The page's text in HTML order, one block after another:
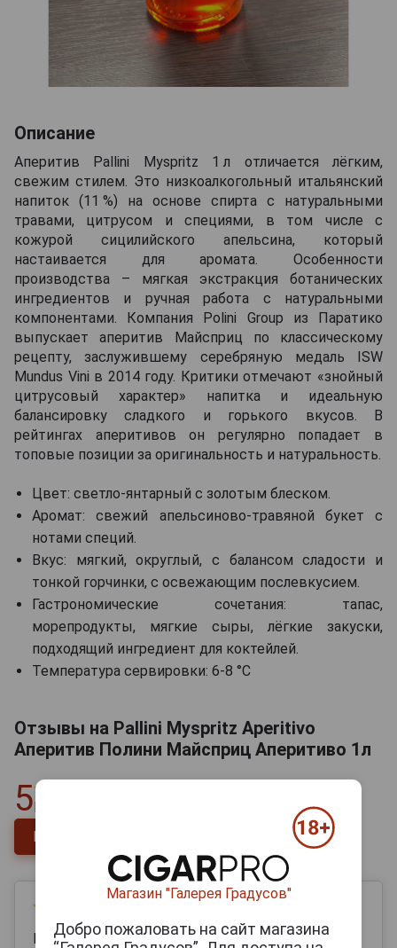
Описание
Аперитив Pallini Myspritz 1 л отличается лёгким,
свежим стилем. Это низкоалкогольный итальянский
напиток (11 %) на основе спирта с натуральными
травами, цитрусом и специями, в том числе с
кожурой сицилийского апельсина, который
настаивается для аромата. Особенности
производства – мягкая экстракция ботанических
ингредиентов и ручная работа с натуральными
компонентами. Компания Polini Group из Паратико
выпускает аперитив Майсприц по классическому
рецепту, заслужившему серебряную медаль ISW
Mundus Vini в 2014 году. Критики отмечают «знойный
цитрусовый характер» напитка и идеальную
балансировку сладкого и горького вкусов. В
рейтингах аперитивов он регулярно попадает в
топовые позиции за оригинальность и натуральность.
Цвет: светло-янтарный с золотым блеском.
Аромат: свежий апельсиново-травяной букет с
нотами специй.
Вкус: мягкий, округлый, с балансом сладости и
тонкой горчинки, с освежающим послевкусием.
Гастрономические сочетания: тапас,
морепродукты, мягкие сыры, лёгкие закуски,
подходящий ингредиент для коктейлей.
Температура сервировки: 6-8 °C
Отзывы на Pallini Myspritz Aperitivo
Аперитив Полини Майсприц Аперитиво 1л
5
Илона
Магазин "Галерея Градусов"
Добро пожаловать на сайт магазина